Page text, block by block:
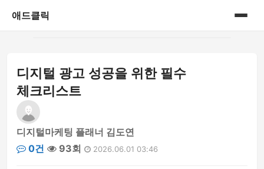
애드클릭
게시판
디지털 광고 성공을 위한 필수
체크리스트
디지털마케팅 플래너 김도연
0건
93회 2026.06.01 03:46